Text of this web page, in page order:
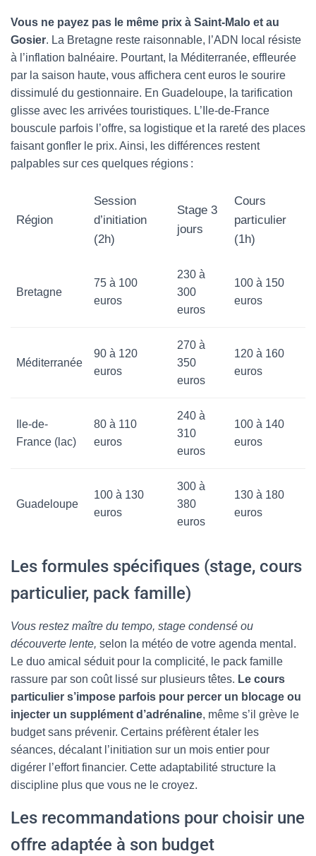
Vous ne payez pas le même prix à Saint-Malo et au
Gosier. La Bretagne reste raisonnable, l’ADN local résiste
à l’inflation balnéaire. Pourtant, la Méditerranée, effleurée
par la saison haute, vous affichera cent euros le sourire
dissimulé du gestionnaire. En Guadeloupe, la tarification
glisse avec les arrivées touristiques. L’Ile-de-France
bouscule parfois l’offre, sa logistique et la rareté des places
faisant gonfler le prix. Ainsi, les différences restent
palpables sur ces quelques régions :
Région
Session
d’initiation
(2h)
Stage 3
jours
Cours
particulier
(1h)
Bretagne
75 à 100
euros
230 à
300
euros
100 à 150
euros
Méditerranée
90 à 120
euros
270 à
350
euros
120 à 160
euros
Ile-de-
France (lac)
80 à 110
euros
240 à
310
euros
100 à 140
euros
Guadeloupe
100 à 130
euros
300 à
380
euros
130 à 180
euros
Les formules spécifiques (stage, cours
particulier, pack famille)
Vous restez maître du tempo, stage condensé ou
découverte lente, selon la météo de votre agenda mental.
Le duo amical séduit pour la complicité, le pack famille
rassure par son coût lissé sur plusieurs têtes. Le cours
particulier s’impose parfois pour percer un blocage ou
injecter un supplément d’adrénaline, même s’il grève le
budget sans prévenir. Certains préfèrent étaler les
séances, décalant l’initiation sur un mois entier pour
digérer l’effort financier. Cette adaptabilité structure la
discipline plus que vous ne le croyez.
Les recommandations pour choisir une
offre adaptée à son budget